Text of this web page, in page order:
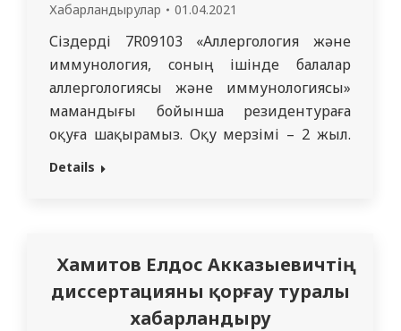
Хабарландырулар 01.04.2021
Сіздерді 7R09103 «Аллергология және
иммунология, cоның ішінде балалар
аллергологиясы және иммунологиясы»
мамандығы бойынша резидентураға
оқуға шақырамыз. Оқу мерзімі – 2 жыл.
Мамандық 2019 жылы білім сапасын
арасында осы патологияның өсуімен
байланысты. Дүниежүзілік денсаулық
сақтау ұйымының болжамы бойынша XXI
Details
Хамитов Елдос Акказыевичтің
диссертацияны қорғау туралы
хабарландыру